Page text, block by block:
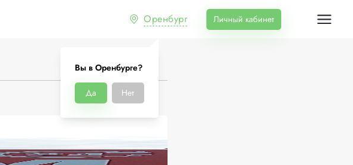
Оренбург
Вы в Оренбурге?
Да Нет
Личный кабинет